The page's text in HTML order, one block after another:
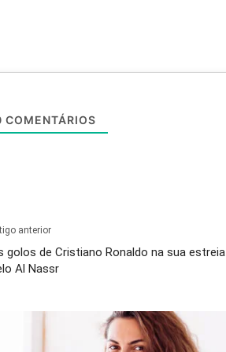
COMENTÁRIOS
anterior
golos de Cristiano Ronaldo na sua estreia
Al Nassr